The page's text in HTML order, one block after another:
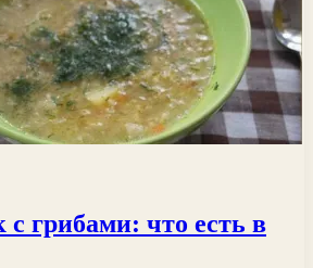
с грибами: что есть в